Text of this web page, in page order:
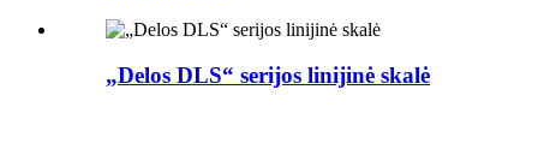
„Delos DLS“ serijos linijinė skalė